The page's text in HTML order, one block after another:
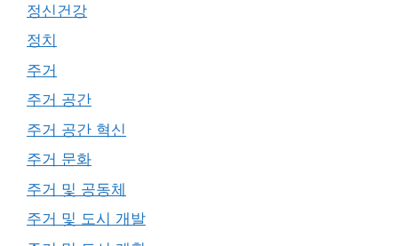
정신건강
정치
주거
주거 공간
주거 공간 혁신
주거 문화
주거 및 공동체
주거 및 도시 개발